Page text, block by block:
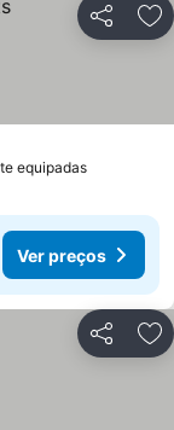
Partilhar
equipadas
Ver preços
Partilhar